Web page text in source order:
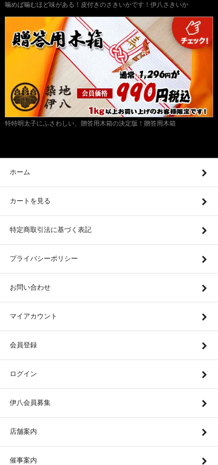
噛めば噛むほど味がある！皮付きのさきいかです！伊八さきいか
特特明太子にふさわしい、贈答用木箱の決定版！贈答用木箱
ホーム
カートを見る
特定商取引法に基づく表記
プライバシーポリシー
お問い合わせ
マイアカウント
会員登録
ログイン
伊八会員募集
店舗案内
催事案内